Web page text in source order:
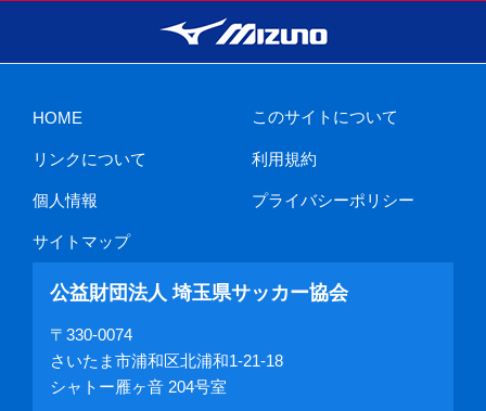
HOME このサイトについて
リンクについて 利用規約
個人情報 プライバシーポリシー
サイトマップ
公益財団法人 埼玉県サッカー協会
〒330-0074
さいたま市浦和区北浦和1-21-18
シャトー雁ヶ音 204号室